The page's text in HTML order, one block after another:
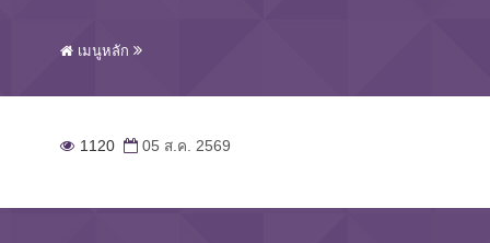
เมนูหลัก
1120 05 ส.ค. 2569